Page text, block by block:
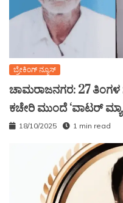
ಬ್ರೇಕಿಂಗ್ ನ್ಯೂಸ್
ಚಾಮರಾಜನಗರ: 27
ಕಚೇರಿ ಮುಂದೆ ‘ವಾಟರ್
18/10/2025 1 min read